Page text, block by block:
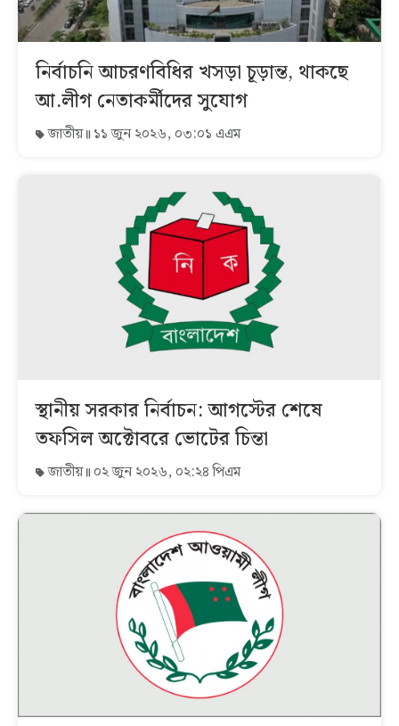
নির্বাচনি আচরণবিধির খসড়া চূড়ান্ত, থাকছে
আ.লীগ নেতাকর্মীদের সুযোগ
জাতীয় ১১ জুন ২০২৬, ০৩:০১ এএম
স্থানীয় সরকার নির্বাচন: আগস্টের শেষে
তফসিল অক্টোবরে ভোটের চিন্তা
জাতীয় ০২ জুন ২০২৬, ০২:২৪ পিএম